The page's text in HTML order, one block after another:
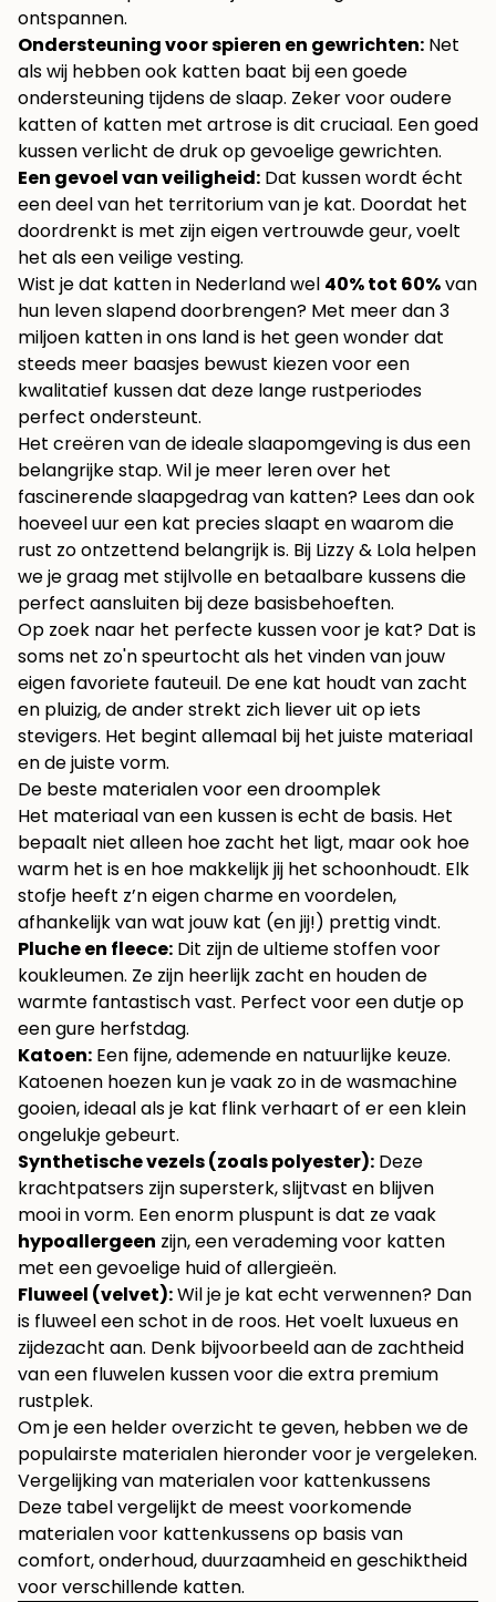
ontspannen.
Ondersteuning voor spieren en gewrichten: Net
als wij hebben ook katten baat bij een goede
ondersteuning tijdens de slaap. Zeker voor oudere
katten of katten met artrose is dit cruciaal. Een goed
kussen verlicht de druk op gevoelige gewrichten.
Een gevoel van veiligheid: Dat kussen wordt écht
een deel van het territorium van je kat. Doordat het
doordrenkt is met zijn eigen vertrouwde geur, voelt
het als een veilige vesting.
Wist je dat katten in Nederland wel 40% tot 60%van
hun leven slapend doorbrengen? Met meer dan 3
miljoen katten in ons land is het geen wonder dat
steeds meer baasjes bewust kiezen voor een
kwalitatief kussen dat deze lange rustperiodes
perfect ondersteunt.
Het creëren van de ideale slaapomgeving is dus een
belangrijke stap. Wil je meer leren over het
fascinerende slaapgedrag van katten? Lees dan ook
hoeveel uur een kat precies slaapt en waarom die
rust zo ontzettend belangrijk is. Bij Lizzy & Lola helpen
we je graag met stijlvolle en betaalbare kussens die
perfect aansluiten bij deze basisbehoeften.
Op zoek naar het perfecte kussen voor je kat? Dat is
soms net zo'n speurtocht als het vinden van jouw
eigen favoriete fauteuil. De ene kat houdt van zacht
en pluizig, de ander strekt zich liever uit op iets
stevigers. Het begint allemaal bij het juiste materiaal
en de juiste vorm.
De beste materialen voor een droomplek
Het materiaal van een kussen is echt de basis. Het
bepaalt niet alleen hoe zacht het ligt, maar ook hoe
warm het is en hoe makkelijk jij het schoonhoudt. Elk
stofje heeft z’n eigen charme en voordelen,
afhankelijk van wat jouw kat (en jij!) prettig vindt.
Pluche en fleece: Dit zijn de ultieme stoffen voor
koukleumen. Ze zijn heerlijk zacht en houden de
warmte fantastisch vast. Perfect voor een dutje op
een gure herfstdag.
Katoen: Een fijne, ademende en natuurlijke keuze.
Katoenen hoezen kun je vaak zo in de wasmachine
gooien, ideaal als je kat flink verhaart of er een klein
ongelukje gebeurt.
Synthetische vezels (zoals polyester): Deze
krachtpatsers zijn supersterk, slijtvast en blijven
mooi in vorm. Een enorm pluspunt is dat ze vaak
hypoallergeen zijn, een verademing voor katten
met een gevoelige huid of allergieën.
Fluweel (velvet):Wil je je kat echt verwennen? Dan
is fluweel een schot in de roos. Het voelt luxueus en
zijdezacht aan. Denk bijvoorbeeld aan de zachtheid
vaneen fluwelen kussenvoor die extra premium
rustplek.
Om je een helder overzicht te geven, hebben we de
populairste materialen hieronder voor je vergeleken.
Vergelijking van materialen voor kattenkussens
Deze tabel vergelijkt de meest voorkomende
materialen voor kattenkussens op basis van
comfort, onderhoud, duurzaamheid en geschiktheid
voor verschillende katten.